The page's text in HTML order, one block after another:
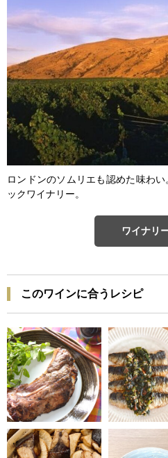
ロンドンのソムリエも認めた味わ
ックワイナリー。
ワイナリ
このワインに合うレシピ